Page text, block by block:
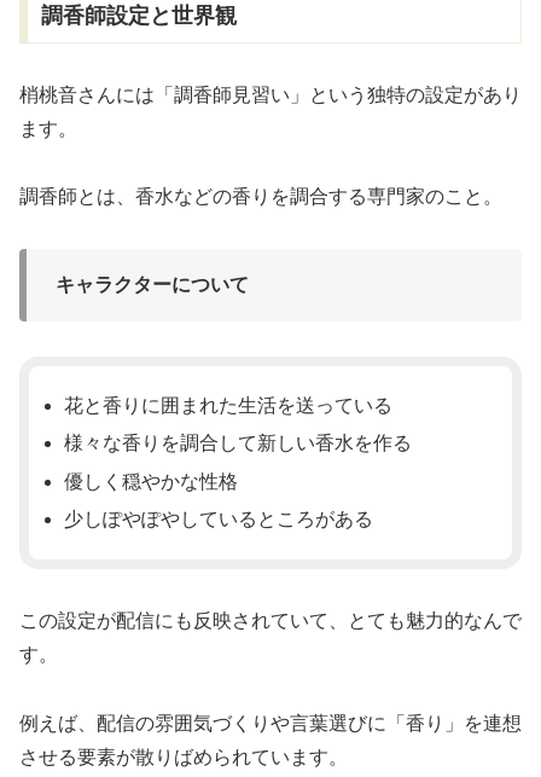
調香師設定と世界観
梢桃音さんには「調香師見習い」という独特の設定があり
ます。
調香師とは、香水などの香りを調合する専門家のこと。
キャラクターについて
花と香りに囲まれた生活を送っている
様々な香りを調合して新しい香水を作る
優しく穏やかな性格
少しぽやぽやしているところがある
この設定が配信にも反映されていて、とても魅力的なんで
す。
例えば、配信の雰囲気づくりや言葉選びに「香り」を連想
させる要素が散りばめられています。